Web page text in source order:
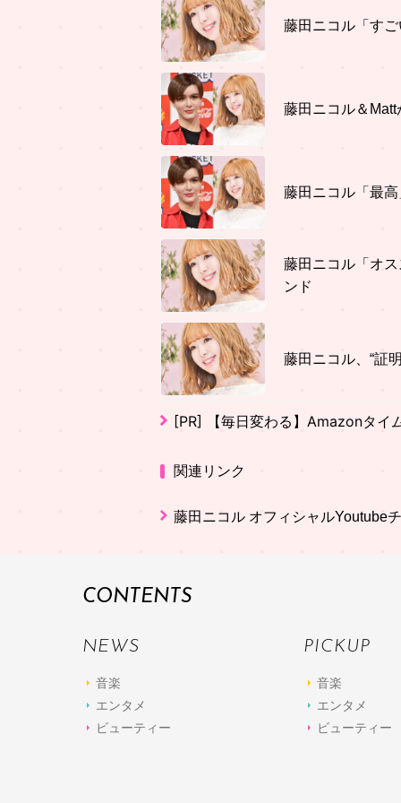
藤田ニコル「す
藤田ニコル＆
藤田ニコル「最
藤田ニコル「オ
ンド
藤田ニコル、“証
[PR] 【毎日変わる】Amazonタイ
関連リンク
藤田ニコル オフィシャルYoutube
CONTENTS
NEWS
音楽
エンタメ
ビューティー
PICKUP
音楽
エンタメ
ビューティー